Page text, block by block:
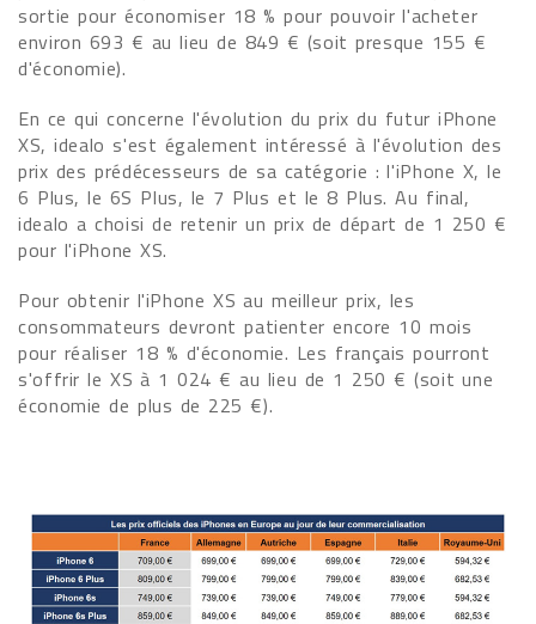
sortie pour économiser 18 % pour pouvoir l'acheter
environ 693 € au lieu de 849 € (soit presque 155 €
d'économie).
En ce qui concerne l'évolution du prix du futur iPhone
XS, idealo s'est également intéressé à l'évolution des
prix des prédécesseurs de sa catégorie : l'iPhone X, le
6 Plus, le 6S Plus, le 7 Plus et le 8 Plus. Au final,
idealo a choisi de retenir un prix de départ de 1 250 €
pour l'iPhone XS.
Pour obtenir l'iPhone XS au meilleur prix, les
consommateurs devront patienter encore 10 mois
pour réaliser 18 % d'économie. Les français pourront
s'offrir le XS à 1 024 € au lieu de 1 250 € (soit une
économie de plus de 225 €).